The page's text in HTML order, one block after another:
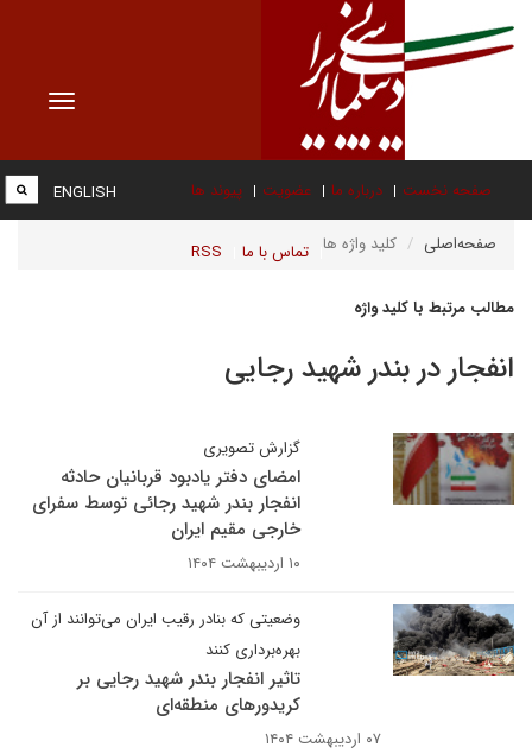
Toggle
صفحه نخست درباره ما عضویت پیوند ها
تماس با ما RSS
ENGLISH
صفحه‌اصلی کلید واژه ها
مطالب مرتبط با کلید واژه
انفجار در بندر شهید رجایی
گزارش تصویری
امضای دفتر یادبود قربانیان حادثه
انفجار بندر شهید رجائی توسط سفرای
خارجی مقیم ایران
۱۰ اردیبهشت ۱۴۰۴
وضعیتی که بنادر رقیب ایران می‌توانند از آن
بهره‌برداری کنند
تاثیر انفجار بندر شهید رجایی بر
کریدورهای منطقه‌ای
۰۷ اردیبهشت ۱۴۰۴